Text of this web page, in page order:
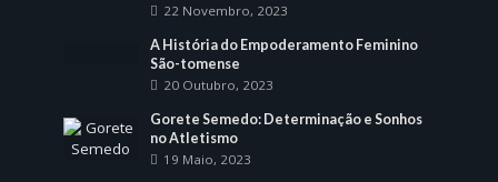
22 Novembro, 2023
A História do Empoderamento Feminino
São-tomense
20 Outubro, 2023
Gorete Semedo: Determinação e Sonhos
no Atletismo
19 Maio, 2023